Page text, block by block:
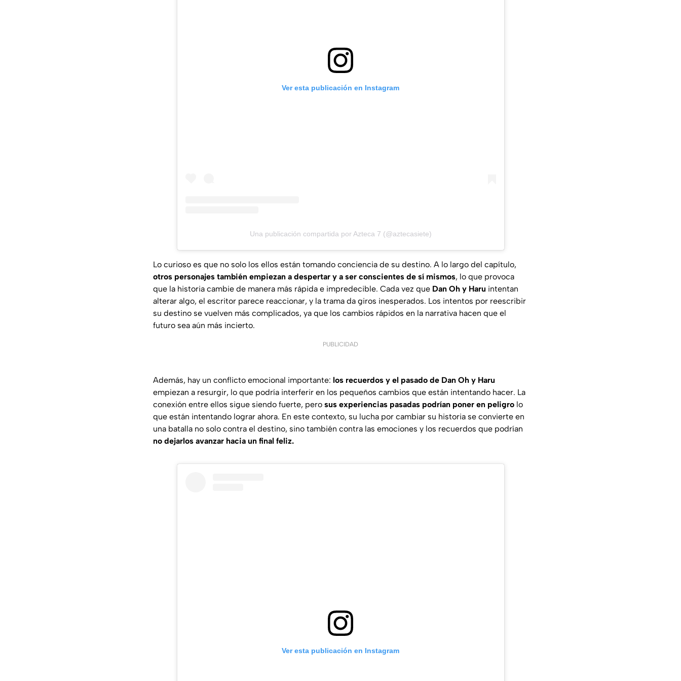
Ver esta publicación en Instagram
Una publicación compartida por Azteca 7 (@aztecasiete)
Lo curioso es que no solo los ellos están tomando conciencia de su destino. A lo largo del capítulo,
otros personajes también empiezan a despertar y a ser conscientes de sí mismos, lo que provoca
que la historia cambie de manera más rápida e impredecible. Cada vez que Dan Oh y Haru intentan
alterar algo, el escritor parece reaccionar, y la trama da giros inesperados. Los intentos por reescribir
su destino se vuelven más complicados, ya que los cambios rápidos en la narrativa hacen que el
futuro sea aún más incierto.
PUBLICIDAD
Además, hay un conflicto emocional importante: los recuerdos y el pasado de Dan Oh y Haru
empiezan a resurgir, lo que podría interferir en los pequeños cambios que están intentando hacer. La
conexión entre ellos sigue siendo fuerte, pero sus experiencias pasadas podrían poner en peligro lo
que están intentando lograr ahora. En este contexto, su lucha por cambiar su historia se convierte en
una batalla no solo contra el destino, sino también contra las emociones y los recuerdos que podrían
no dejarlos avanzar hacia un final feliz.
Ver esta publicación en Instagram